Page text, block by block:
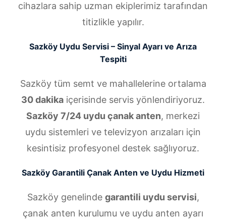
cihazlara sahip uzman ekiplerimiz tarafından
titizlikle yapılır.
Sazköy Uydu Servisi – Sinyal Ayarı ve Arıza
Tespiti
Sazköy tüm semt ve mahallelerine ortalama
30 dakika içerisinde servis yönlendiriyoruz.
Sazköy 7/24 uydu çanak anten, merkezi
uydu sistemleri ve televizyon arızaları için
kesintisiz profesyonel destek sağlıyoruz.
Sazköy Garantili Çanak Anten ve Uydu Hizmeti
Sazköy genelinde garantili uydu servisi,
çanak anten kurulumu ve uydu anten ayarı